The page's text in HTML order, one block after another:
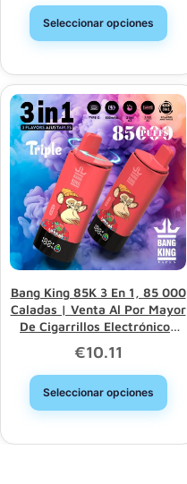
Seleccionar opciones
Bang King 85K 3 En 1, 85 000
Caladas | Venta Al Por Mayor
De Cigarrillos Electrónicos
Desechables De Larga
Duración Con Triple Opción
€10.11
Seleccionar opciones